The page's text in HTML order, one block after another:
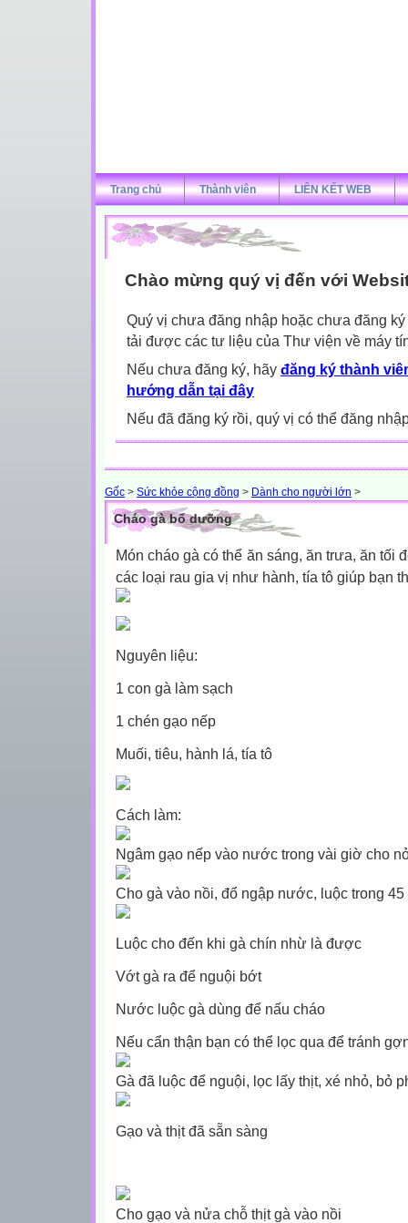
Trang chủ Thành viên LIÊN KẾT WEB
Chào mừng quý vị đến với
Quý vị chưa đăng nhập hoặc chưa đăng
tải được các tư liệu của Thư viện về máy
Nếu chưa đăng ký, hãy đăng ký thành
hướng dẫn tại đây
Nếu đã đăng ký rồi, quý vị có thể đăng
Gốc > Sức khỏe cộng đồng > Dành cho người lớn >
Cháo gà bổ dưỡng
Món cháo gà có thể ăn sáng, ăn trưa, ăn tối
các loại rau gia vị như hành, tía tô giúp bạn
Nguyên liệu:
1 con gà làm sạch
1 chén gạo nếp
Muối, tiêu, hành lá, tía tô
Cách làm:
Ngâm gạo nếp vào nước trong vài giờ cho
Cho gà vào nồi, đổ ngập nước, luộc trong 45
Luộc cho đến khi gà chín nhừ là được
Vớt gà ra để nguội bớt
Nước luộc gà dùng để nấu cháo
Nếu cẩn thận bạn có thể lọc qua để tránh
Gà đã luộc để nguội, lọc lấy thịt, xé nhỏ, bỏ
Gạo và thịt đã sẵn sàng
Cho gạo và nửa chỗ thịt gà vào nồi